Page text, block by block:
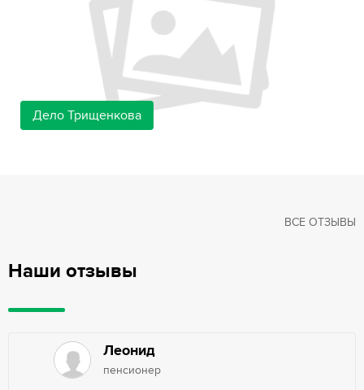
Дело Трищенкова
Наши отзывы
ВСЕ ОТЗЫВЫ
Леонид
пенсионер